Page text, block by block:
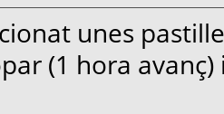
unes
(1 hora